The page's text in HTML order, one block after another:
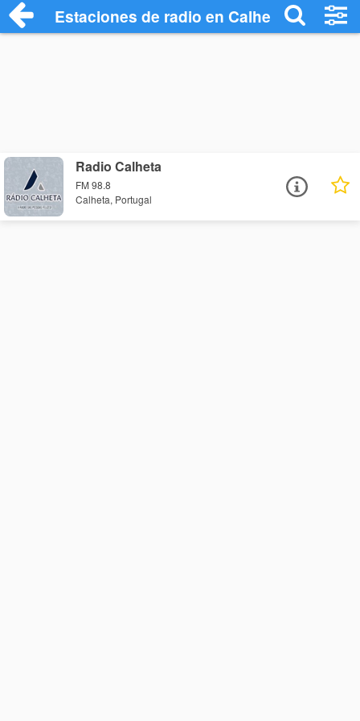
Estaciones de radio en Calheta -
Radio Calheta
FM 98.8
Calheta, Portugal